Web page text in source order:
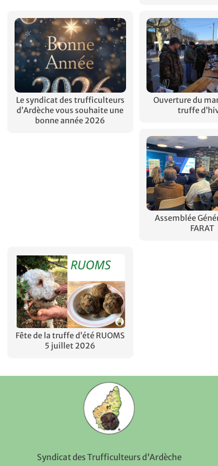
Le syndicat des trufficulteurs
d’Ardèche vous souhaite une
bonne année 2026
Ouverture du
truffe
Assemblée
FARAT
Fête de la truffe d’été RUOMS
5 juillet 2026
Syndicat des Trufficulteurs d'Ardèche